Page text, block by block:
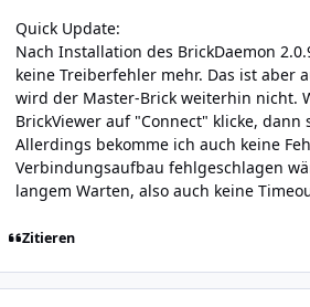
Quick Update:
Nach Installation des BrickDaemon
keine Treiberfehler mehr. Das ist aber
wird der Master-Brick weiterhin nicht.
BrickViewer auf "Connect" klicke, dann
Allerdings bekomme ich auch keine
Verbindungsaufbau fehlgeschlagen
langem Warten, also auch keine
Zitieren